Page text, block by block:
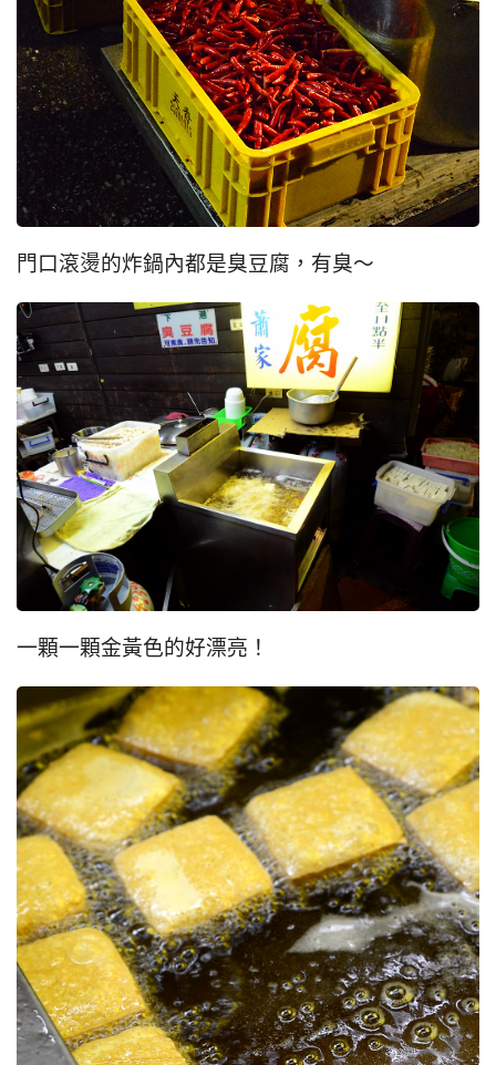
門口滾燙的炸鍋內都是臭豆腐，有臭～
一顆一顆金黃色的好漂亮！